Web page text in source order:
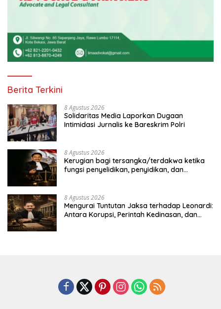
Berita Terkini
8 Agustus 2026
Solidaritas Media Laporkan Dugaan
Intimidasi Jurnalis ke Bareskrim Polri
8 Agustus 2026
Kerugian bagi tersangka/terdakwa ketika
fungsi penyelidikan, penyidikan, dan
perkara koneksitas. Studi kasus dalam
penanganan perkara dugaan korupsi
pengadaan satelit Kemhan, dengan
8 Agustus 2026
Mengurai Tuntutan Jaksa terhadap Leonardi:
Antara Korupsi, Perintah Kedinasan, dan